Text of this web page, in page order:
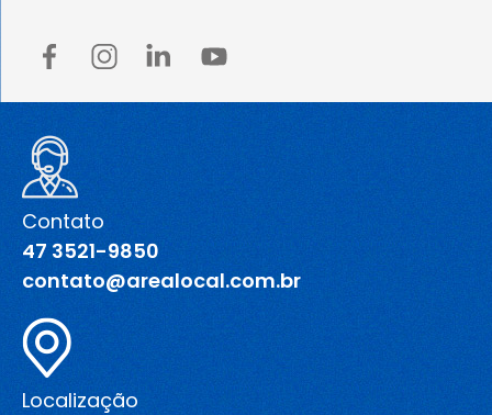
Contato
47 3521-9850
contato@arealocal.com.br
Localização